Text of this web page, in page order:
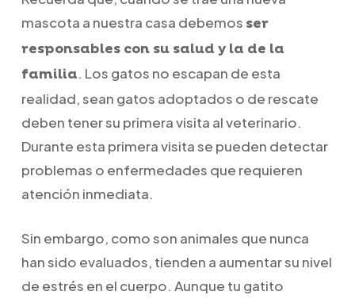
mascota a nuestra casa debemos ser
responsables con su salud y la de la
familia. Los gatos no escapan de esta
realidad, sean gatos adoptados o de rescate
deben tener su primera visita al veterinario.
Durante esta primera visita se pueden detectar
problemas o enfermedades que requieren
atención inmediata.
Sin embargo, como son animales que nunca
han sido evaluados, tienden a aumentar su nivel
de estrés en el cuerpo. Aunque tu gatito